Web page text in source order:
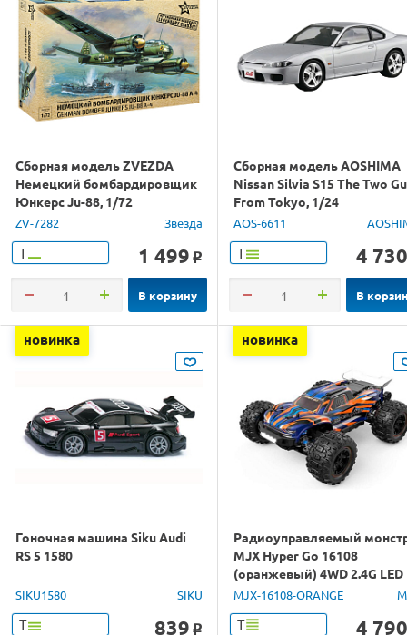
Сборная модель ZVEZDA
Немецкий бомбардировщик
Юнкерс Ju-88, 1/72
ZV-7282 Звезда
Т 1 499 o
В корзину
Сборная модель AOSHIMA
Nissan Silvia S15 The Two
From Tokyo, 1/24
AOS-6611
Т 4 730
В
новинка
Гоночная машина Siku Audi
RS 5 1580
SIKU1580 SIKU
Т 839 o
новинка
Радиоуправляемый
MJX Hyper Go 16108
(оранжевый) 4WD 2.4G LED
1/16 RTR
MJX-16108-ORANGE
Т 4 790